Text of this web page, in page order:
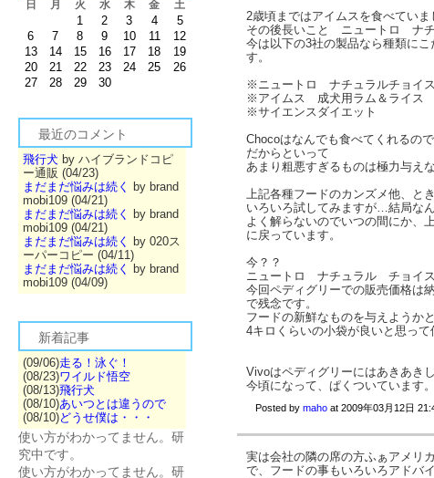
日 月 火 水 木 金 土
1 2 3 4
5
6
7 8 9 10 11
12
13
14 15 16 17 18
19
20
21 22 23 24 25
26
27
28 29 30
最近のコメント
飛行犬 by ハイブランドコピ
ー通販 (04/23)
まだまだ悩みは続く
by brand
mobi109 (04/21)
まだまだ悩みは続く
by brand
mobi109 (04/21)
まだまだ悩みは続く
by 020ス
ーパーコピー (04/11)
まだまだ悩みは続く
by brand
mobi109 (04/09)
新着記事
(09/06)走る！泳ぐ！
(08/23)ワイルド悟空
(08/13)飛行犬
(08/10)あいつとは違うので
(08/10)どうせ僕は・・・
使い方がわかってません。研
究中です。
使い方がわかってません。研
2歳頃まではアイムスを食べていま
その後長いこと ニュートロ ナ
今は以下の3社の製品なら種類に
す。
※ニュートロ ナチュラルチョイス
※アイムス 成犬用ラム＆ライス
※サイエンスダイエット
Chocoはなんでも食べてくれるので
だからといって
あまり粗悪すぎるものは極力与え
上記各種フードのカンズメ他、と
いろいろ試してみますが…結局な
よく解らないのでいつの間にか、
に戻っています。
今？？
ニュートロ ナチュラル チョイス
今回ペディグリーでの販売価格は
で残念です。
フードの新鮮なものを与えようか
4キロくらいの小袋が良いと思っ
Vivoはペディグリーにはあきあき
今頃になって、ぱくついています。
Posted by maho at 2009年03月12日
実は会社の隣の席の方ふぁアメリ
で、フードの事もいろいろアドバ